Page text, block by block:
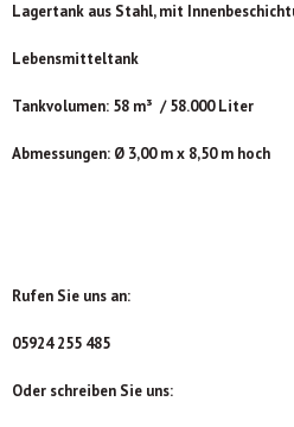
Lagertank aus Stahl, mit
Lebensmitteltank
Tankvolumen: 58 m³ / 58.000 Liter
Abmessungen: Ø 3,00 m x 8,50 m hoch
Rufen Sie uns an:
05924 255 485
Oder schreiben Sie uns: